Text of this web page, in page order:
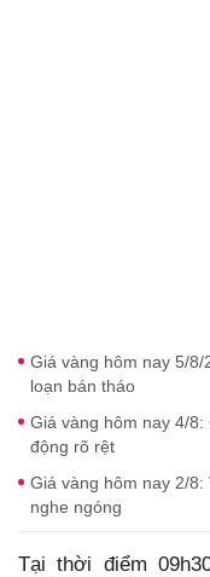
Giá vàng hôm nay 5/
loạn bán tháo
Giá vàng hôm nay 4/
động rõ rệt
Giá vàng hôm nay 2/
nghe ngóng
Tại thời điểm